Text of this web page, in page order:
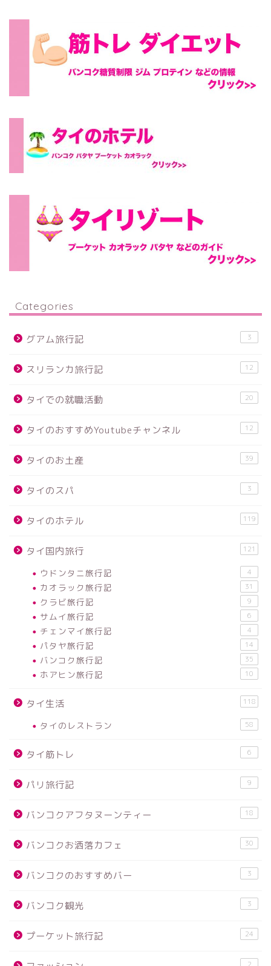
Categories
グアム旅行記 3
スリランカ旅行記 12
タイでの就職活動 20
タイのおすすめYoutubeチャンネル 12
タイのお土産 39
タイのスパ 3
タイのホテル 119
タイ国内旅行 121
ウドンタニ旅行記 4
カオラック旅行記 31
クラビ旅行記 9
サムイ旅行記 6
チェンマイ旅行記 4
パタヤ旅行記 14
バンコク旅行記 35
ホアヒン旅行記 10
タイ生活 118
タイのレストラン 58
タイ筋トレ 6
パリ旅行記 9
バンコクアフタヌーンティー 18
バンコクお洒落カフェ 30
バンコクのおすすめバー 3
バンコク観光 3
プーケット旅行記 24